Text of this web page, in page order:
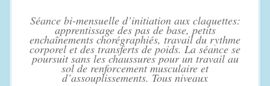
Séance bi-mensuelle d’initiation aux claquettes:
apprentissage des pas de base, petits
enchaînements chorégraphiés, travail du rythme
corporel et des transferts de poids. La séance se
poursuit sans les chaussures pour un travail au
sol de renforcement musculaire et
d’assouplissements. Tous niveaux